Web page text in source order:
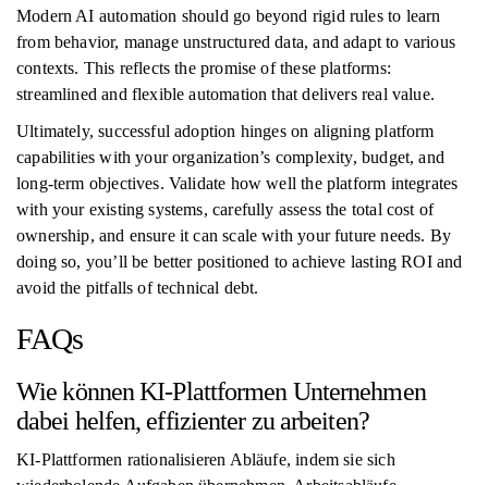
Modern AI automation should go beyond rigid rules to learn
from behavior, manage unstructured data, and adapt to various
contexts. This reflects the promise of these platforms:
streamlined and flexible automation that delivers real value.
Ultimately, successful adoption hinges on aligning platform
capabilities with your organization’s complexity, budget, and
long-term objectives. Validate how well the platform integrates
with your existing systems, carefully assess the total cost of
ownership, and ensure it can scale with your future needs. By
doing so, you’ll be better positioned to achieve lasting ROI and
avoid the pitfalls of technical debt.
FAQs
Wie können KI-Plattformen Unternehmen
dabei helfen, effizienter zu arbeiten?
KI-Plattformen rationalisieren Abläufe, indem sie sich